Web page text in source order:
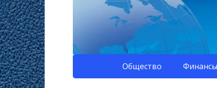
Общество Финансы